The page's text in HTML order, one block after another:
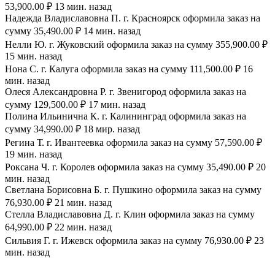
53,900.00 ₽ 13 мин. назад
Надежда Владиславовна П. г. Красноярск оформила заказ на
сумму 35,490.00 ₽ 14 мин. назад
Нелли Ю. г. Жуковский оформила заказ на сумму 355,900.00 ₽
15 мин. назад
Нона С. г. Калуга оформила заказ на сумму 111,500.00 ₽ 16
мин. назад
Олеся Александровна Р. г. Звенигород оформила заказ на
сумму 129,500.00 ₽ 17 мин. назад
Полина Ильинична К. г. Калининград оформила заказ на
сумму 34,990.00 ₽ 18 мир. назад
Регина Т. г. Ивантеевка оформила заказ на сумму 57,590.00 ₽
19 мин. назад
Роксана Ч. г. Королев оформила заказ на сумму 35,490.00 ₽ 20
мин. назад
Светлана Борисовна Б. г. Пушкино оформила заказ на сумму
76,930.00 ₽ 21 мин. назад
Стелла Владиславовна Д. г. Клин оформила заказ на сумму
64,990.00 ₽ 22 мин. назад
Сильвия Г. г. Ижевск оформила заказ на сумму 76,930.00 ₽ 23
мин. назад